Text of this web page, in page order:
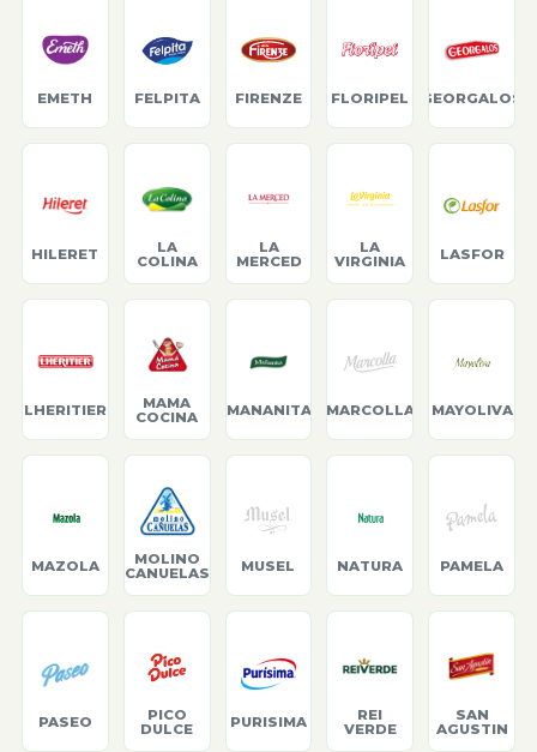
EMETH FELPITA FIRENZE FLORIPEL GEORGALOS
HILERET
LA
COLINA
LA
MERCED
LA
VIRGINIA
LASFOR
LHERITIER
MAMA
COCINA
MANANITA MARCOLLA MAYOLIVA
MAZOLA
MOLINO
CANUELAS
MUSEL NATURA PAMELA
PASEO
PICO
DULCE
PURISIMA
REI
VERDE
SAN
AGUSTIN